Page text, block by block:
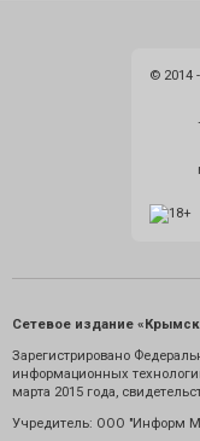
© 2014
Сетевое издание
Зарегистрировано
информационных
марта 2015 года,
Учредитель: ООО "Информ